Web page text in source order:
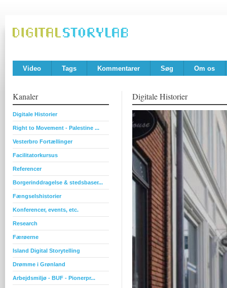
Video Tags Kommentarer Søg Om os
Kanaler
Digitale Historier
Right to Movement - Palestine ...
Vesterbro Fortællinger
Facilitatorkursus
Referencer
Borgerinddragelse & stedsbaser...
Fængselshistorier
Konferencer, events, etc.
Research
Færøerne
Island Digital Storytelling
Drømme i Grønland
Arbejdsmiljø - BUF - Pionerpr...
Digitale Historier